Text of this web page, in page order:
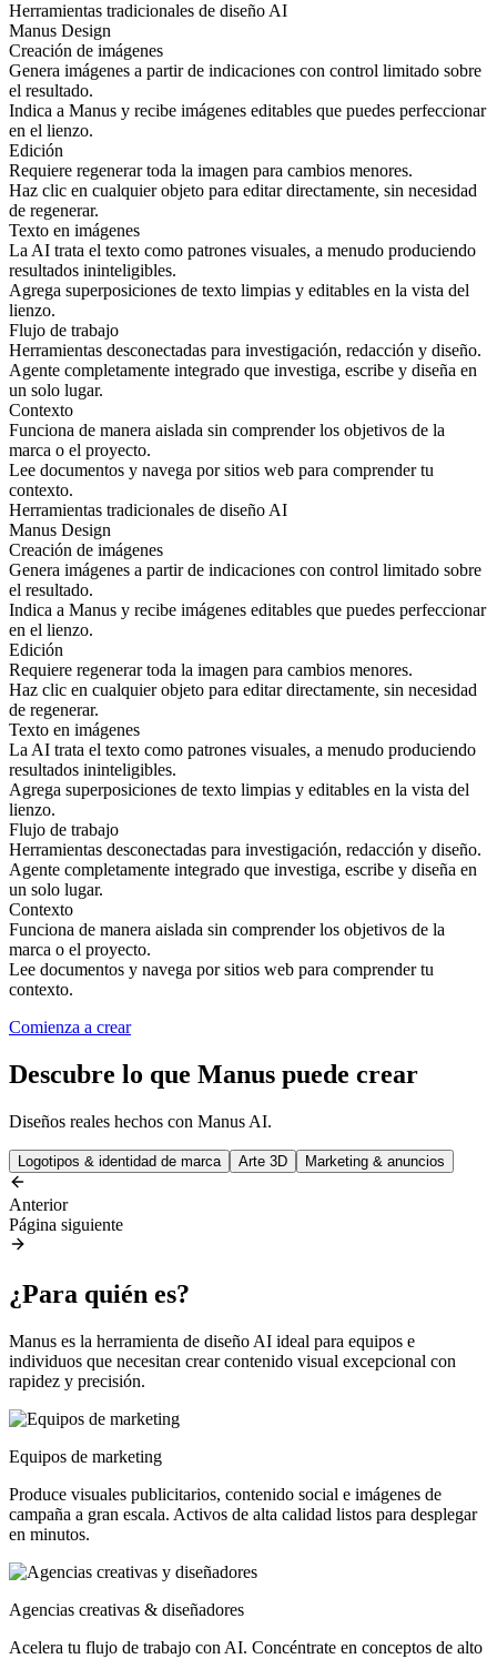
Herramientas tradicionales de diseño AI
Manus Design
Creación de imágenes
Genera imágenes a partir de indicaciones con control limitado sobre
el resultado.
Indica a Manus y recibe imágenes editables que puedes perfeccionar
en el lienzo.
Edición
Requiere regenerar toda la imagen para cambios menores.
Haz clic en cualquier objeto para editar directamente, sin necesidad
de regenerar.
Texto en imágenes
La AI trata el texto como patrones visuales, a menudo produciendo
resultados ininteligibles.
Agrega superposiciones de texto limpias y editables en la vista del
lienzo.
Flujo de trabajo
Herramientas desconectadas para investigación, redacción y diseño.
Agente completamente integrado que investiga, escribe y diseña en
un solo lugar.
Contexto
Funciona de manera aislada sin comprender los objetivos de la
marca o el proyecto.
Lee documentos y navega por sitios web para comprender tu
contexto.
Herramientas tradicionales de diseño AI
Manus Design
Creación de imágenes
Genera imágenes a partir de indicaciones con control limitado sobre
el resultado.
Indica a Manus y recibe imágenes editables que puedes perfeccionar
en el lienzo.
Edición
Requiere regenerar toda la imagen para cambios menores.
Haz clic en cualquier objeto para editar directamente, sin necesidad
de regenerar.
Texto en imágenes
La AI trata el texto como patrones visuales, a menudo produciendo
resultados ininteligibles.
Agrega superposiciones de texto limpias y editables en la vista del
lienzo.
Flujo de trabajo
Herramientas desconectadas para investigación, redacción y diseño.
Agente completamente integrado que investiga, escribe y diseña en
un solo lugar.
Contexto
Funciona de manera aislada sin comprender los objetivos de la
marca o el proyecto.
Lee documentos y navega por sitios web para comprender tu
contexto.
Comienza a crear
Descubre lo que Manus puede crear
Diseños reales hechos con Manus AI.
Logotipos & identidad de marca Arte 3D Marketing & anuncios
Anterior
Página siguiente
¿Para quién es?
Manus es la herramienta de diseño AI ideal para equipos e
individuos que necesitan crear contenido visual excepcional con
rapidez y precisión.
Equipos de marketing
Produce visuales publicitarios, contenido social e imágenes de
campaña a gran escala. Activos de alta calidad listos para desplegar
en minutos.
Agencias creativas & diseñadores
Acelera tu flujo de trabajo con AI. Concéntrate en conceptos de alto